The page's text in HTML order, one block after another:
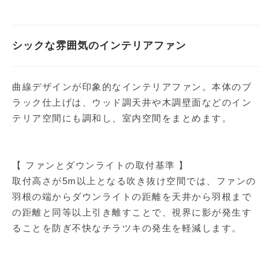
シックな雰囲気のインテリアファン
曲線デザインが印象的なインテリアファン。本体のブ
ラック仕上げは、ウッド調天井や木調壁面などのイン
テリア空間にも調和し、室内空間をまとめます。
【 ファンとダウンライトの取付基準 】
取付高さが5m以上となる吹き抜け空間では、ファンの
羽根の端からダウンライトの距離を天井から羽根まで
の距離と同等以上引き離すことで、視界に影が発生す
ることを防ぎ不快なチラツキの発生を軽減します。